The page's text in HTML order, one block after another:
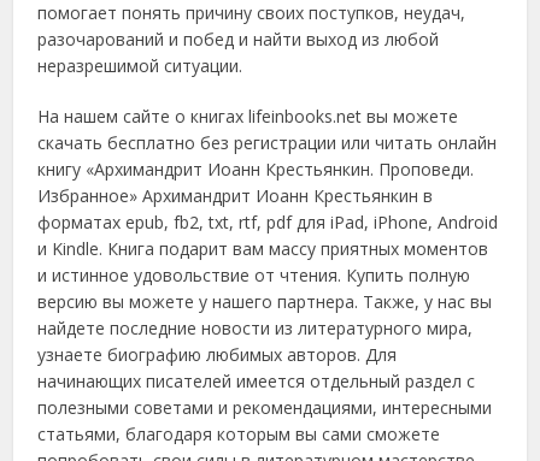
помогает понять причину своих поступков, неудач,
разочарований и побед и найти выход из любой
неразрешимой ситуации.
На нашем сайте о книгах lifeinbooks.net вы можете
скачать бесплатно без регистрации или читать онлайн
книгу «Архимандрит Иоанн Крестьянкин. Проповеди.
Избранное» Архимандрит Иоанн Крестьянкин в
форматах epub, fb2, txt, rtf, pdf для iPad, iPhone, Android
и Kindle. Книга подарит вам массу приятных моментов
и истинное удовольствие от чтения. Купить полную
версию вы можете у нашего партнера. Также, у нас вы
найдете последние новости из литературного мира,
узнаете биографию любимых авторов. Для
начинающих писателей имеется отдельный раздел с
полезными советами и рекомендациями, интересными
статьями, благодаря которым вы сами сможете